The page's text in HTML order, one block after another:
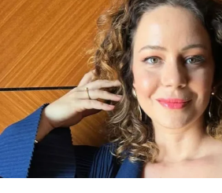
NÃO PERCA
Morte de Netto Araujo comove